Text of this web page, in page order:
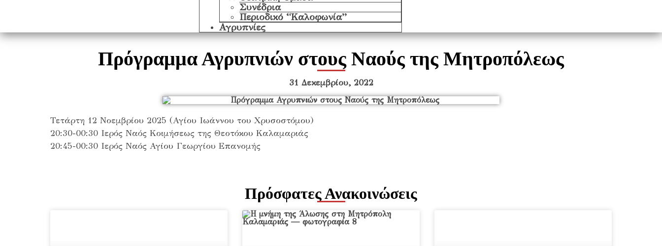
Συνέδρια
Περιοδικό “Καλοφωνία”
Αγρυπνίες
Πρόγραμμα Αγρυπνιών στους Ναούς της Μητροπόλεως
31 Δεκεμβρίου, 2022
Τετάρτη 12 Νοεμβρίου 2025 (Αγίου Ιωάννου του Χρυσοστόμου)
20:30-00:30 Ιερός Ναός Κοιμήσεως της Θεοτόκου Καλαμαριάς
20:45-00:30 Ιερός Ναός Αγίου Γεωργίου Επανομής
Πρόσφατες Ανακοινώσεις